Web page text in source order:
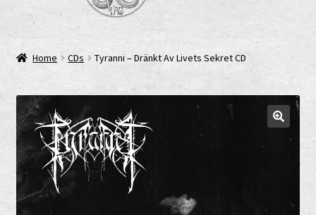
Cart
Checkout
Cookie-Richtlinie (EU)
Home CDs Tyranni – Dränkt Av Livets Sekret CD